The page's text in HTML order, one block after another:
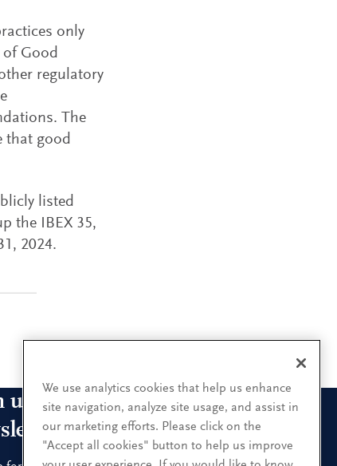
only
of Good
regulatory
The
that good
listed
the IBEX 35,
2024.
up for our leadership
We use analytics cookies that help us enhance
site navigation, analyze site usage, and assist in
our marketing efforts. Please click on the
"Accept all cookies" button to help us improve